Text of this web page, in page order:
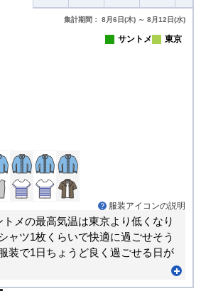
集計期間： 8月6日(木) ～ 8月12日(水)
サントメ 東京
服装アイコンの説明
メの最高気温は東京より低くなり
ャツ1枚くらいで快適に過ごせそう
装で1日ちょうど良く過ごせる日が